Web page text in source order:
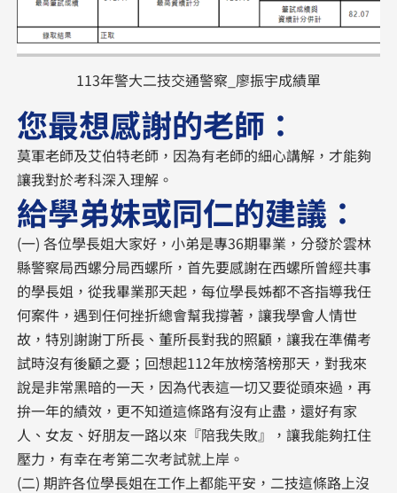
113年警大二技交通警察_廖振宇成績單
您最想感謝的老師：
莫軍老師及艾伯特老師，因為有老師的細心講解，才能夠
讓我對於考科深入理解。
給學弟妹或同仁的建議：
(一) 各位學長姐大家好，小弟是專36期畢業，分發於雲林
縣警察局西螺分局西螺所，首先要感謝在西螺所曾經共事
的學長姐，從我畢業那天起，每位學長姊都不吝指導我任
何案件，遇到任何挫折總會幫我撐著，讓我學會人情世
故，特別謝謝丁所長、董所長對我的照顧，讓我在準備考
試時沒有後顧之憂；回想起112年放榜落榜那天，對我來
說是非常黑暗的一天，因為代表這一切又要從頭來過，再
拚一年的績效，更不知道這條路有沒有止盡，還好有家
人、女友、好朋友一路以來『陪我失敗』，讓我能夠扛住
壓力，有幸在考第二次考試就上岸。
(二) 期許各位學長姐在工作上都能平安，二技這條路上沒